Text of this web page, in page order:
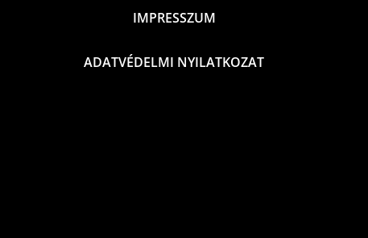
IMPRESSZUM
ADATVÉDELMI NYILATKOZAT